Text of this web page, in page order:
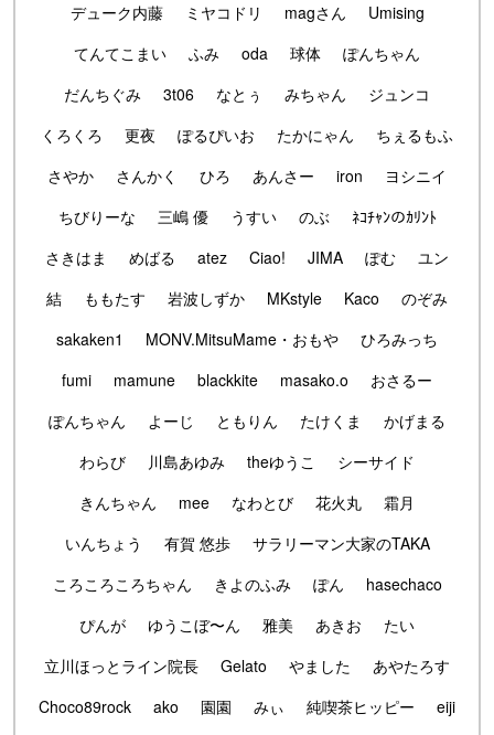
デューク内藤
ミヤコドリ magさん
Umising
てんてこまい
ふみ oda 球体
ぽんちゃん
だんちぐみ
3t06 なとぅ みちゃん
ジュンコ
くろくろ
更夜 ぽるぴいお たかにゃん
ちぇるもふ
さやか
さんかく ひろ あんさー iron
ヨシニイ
ちびりーな
三嶋 優 うすい のぶ
ﾈｺﾁｬﾝのｶﾘﾝﾄ
さきはま
めばる atez Ciao! JIMA ぽむ
ユン
結
ももたす 岩波しずか MKstyle Kaco
のぞみ
sakaken1
MONV.MitsuMame・おもや
ひろみっち
fumi
mamune blackkite masako.o
おさるー
ぽんちゃん
よーじ ともりん たけくま
かげまる
わらび
川島あゆみ theゆうこ
シーサイド
きんちゃん
mee なわとび 花火丸
霜月
いんちょう
有賀 悠歩
サラリーマン大家のTAKA
ころころころちゃん
きよのふみ ぽん
hasechaco
ぴんが
ゆうこぼ〜ん 雅美 あきお
たい
立川ほっとライン院長
Gelato やました
あやたろす
Choco89rock
ako 園園 みぃ 純喫茶ヒッピー
eiji